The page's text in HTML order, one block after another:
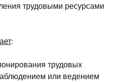
трудовыми ресурсами
:
трудовых
или ведением